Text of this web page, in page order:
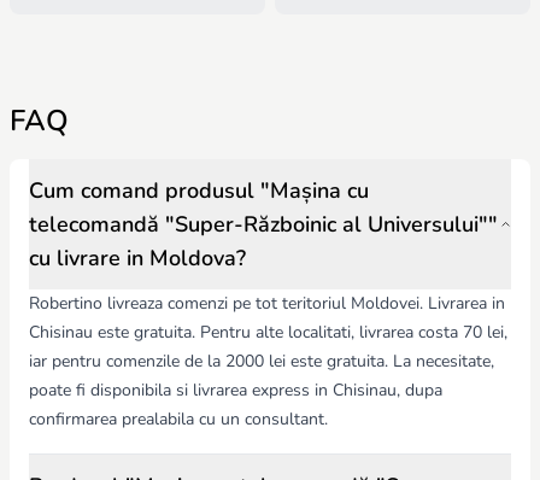
FAQ
Cum comand produsul "Mașina cu
telecomandă "Super-Războinic al Universului""
cu livrare in Moldova?
Robertino livreaza comenzi pe tot teritoriul Moldovei. Livrarea in
Chisinau este gratuita. Pentru alte localitati, livrarea costa 70 lei,
iar pentru comenzile de la 2000 lei este gratuita. La necesitate,
poate fi disponibila si livrarea express in Chisinau, dupa
confirmarea prealabila cu un consultant.